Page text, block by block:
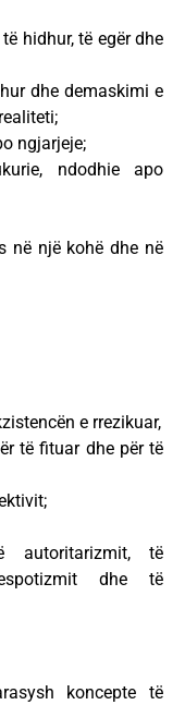
hidhur, të egër dhe
dhe demaskimi e
ngjarjeje;
ndodhie apo
në një kohë dhe në
e rrezikuar,
të fituar dhe për të
autoritarizmit, të
dhe të
koncepte të